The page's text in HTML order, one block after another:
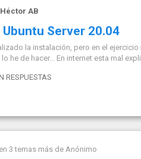
Héctor AB
Server 20.04
la instalación, pero en el
he de hacer... En internet esta mal
RESPUESTAS
3 temas más de Anónimo